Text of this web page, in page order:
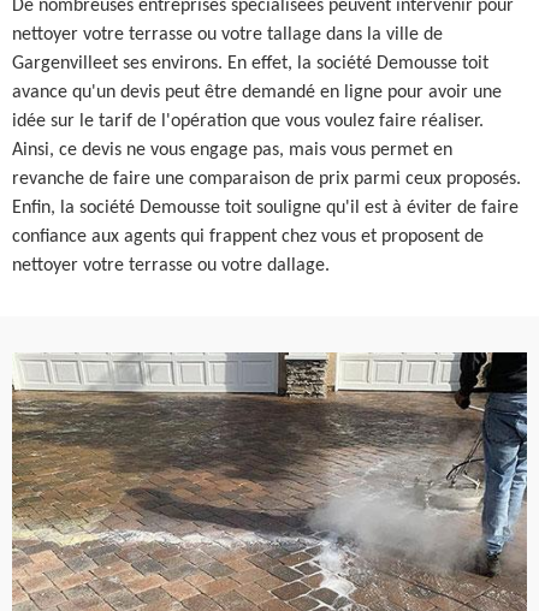
De nombreuses entreprises spécialisées peuvent intervenir pour
nettoyer votre terrasse ou votre tallage dans la ville de
Gargenvilleet ses environs. En effet, la société Demousse toit
avance qu'un devis peut être demandé en ligne pour avoir une
idée sur le tarif de l'opération que vous voulez faire réaliser.
Ainsi, ce devis ne vous engage pas, mais vous permet en
revanche de faire une comparaison de prix parmi ceux proposés.
Enfin, la société Demousse toit souligne qu'il est à éviter de faire
confiance aux agents qui frappent chez vous et proposent de
nettoyer votre terrasse ou votre dallage.